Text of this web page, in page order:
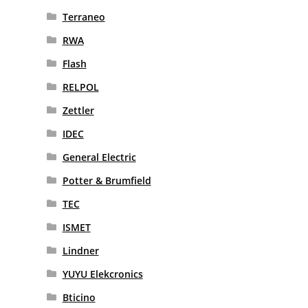
Terraneo
RWA
Flash
RELPOL
Zettler
IDEC
General Electric
Potter & Brumfield
TEC
ISMET
Lindner
YUYU Elekcronics
Bticino